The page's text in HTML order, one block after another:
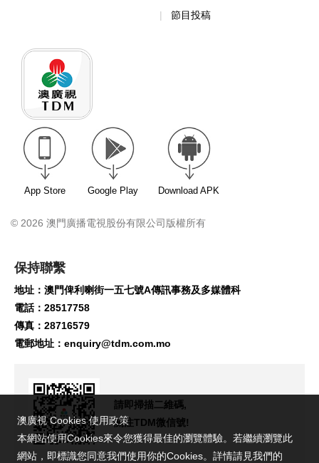
節目投稿
App Store Google Play Download APK
© 2026 澳門廣播電視股份有限公司版權所有
保持聯繫
地址：澳門俾利喇街一五七號A傳訊事務及多媒體科
電話：28517758
傳真：28716579
電郵地址： enquiry@tdm.com.mo
請即掃描二維碼,
關注TDM微信號!
澳廣視 Cookies 使用政策
本網站使用Cookies來令您獲得最佳的瀏覽體驗。若繼續瀏覽此
網站，即標識您同意我們使用你的Cookies。詳情請見我們的